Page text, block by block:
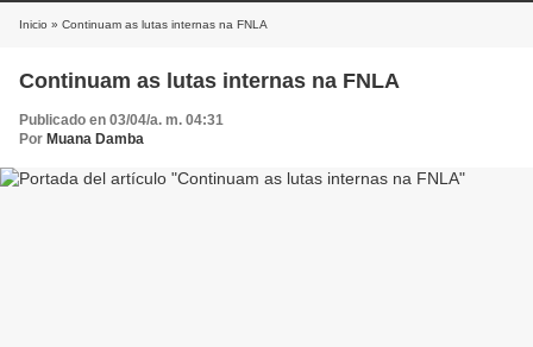
Inicio » Continuam as lutas internas na FNLA
Continuam as lutas internas na FNLA
Publicado en 03/04/a. m. 04:31
Por Muana Damba